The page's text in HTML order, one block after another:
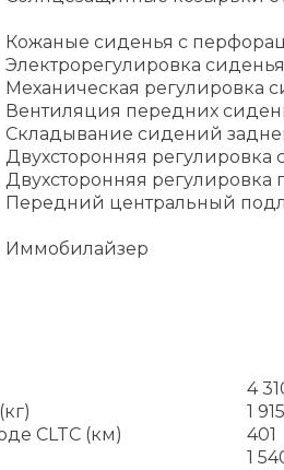
Кожаные сиденья с
Электрорегулировка
Механическая регулировка
Вентиляция передних
Складывание сидений
Двухсторонняя регулировка
Двухсторонняя регулировка
Передний центральный
Иммобилайзер
4
1 915
CLTC (км)
401
1